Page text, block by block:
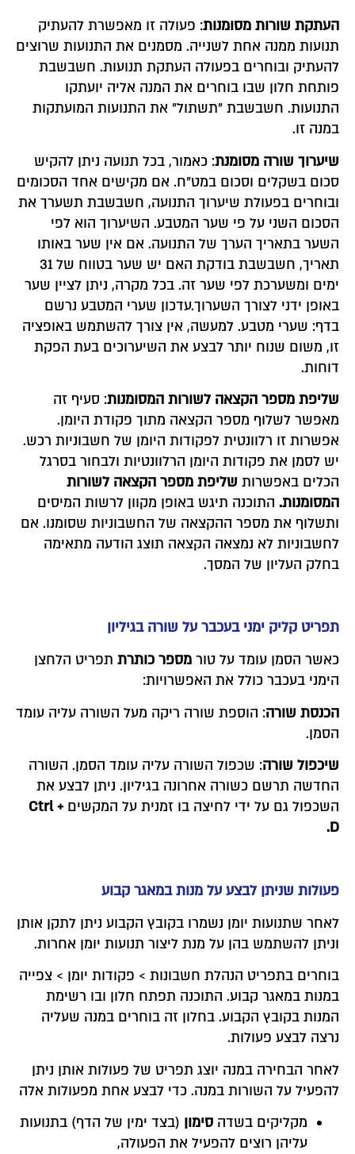
העתקת שורות מסומנות: פעולה זו מאפשרת להעתיק
תנועות ממנה אחת לשנייה. מסמנים את התנועות שרוצים
להעתיק ובוחרים בפעולה העתקת תנועות. חשבשבת
פותחת חלון שבו בוחרים את המנה אליה יועתקו
התנועות. חשבשבת "תשתול" את התנועות המועתקות
במנה זו.
שיערוך שורה מסומנת: כאמור, בכל תנועה ניתן להקיש
סכום בשקלים וסכום במט"ח. אם מקישים אחד הסכומים
ובוחרים בפעולת שיערוך התנועה, חשבשבת תשערך את
הסכום השני על פי שער המטבע. השיערוך הוא לפי
השער בתאריך הערך של התנועה. אם אין שער באותו
תאריך, חשבשבת בודקת האם יש שער בטווח של 31
ימים ומשערכת לפי שער זה. בכל מקרה, ניתן לציין שער
באופן ידני לצורך השערוך.עדכון שערי המטבע נרשם
בדף: שערי מטבע. למעשה, אין צורך להשתמש באופציה
זו, משום שנוח יותר לבצע את השיערוכים בעת הפקת
דוחות.
שליפת מספר הקצאה לשורות המסומנות: סעיף זה
מאפשר לשלוף מספר הקצאה מתוך פקודת היומן.
אפשרות זו רלוונטית לפקודות היומן של חשבוניות רכש.
יש לסמן את פקודות היומן הרלוונטיות ולבחור בסרגל
הכלים באפשרות שליפת מספר הקצאה לשורות
המסומנות. התוכנה תיגש באופן מקוון לרשות המיסים
ותשלוף את מספר ההקצאה של החשבוניות שסומנו. אם
לחשבוניות לא נמצאה הקצאה תוצג הודעה מתאימה
בחלק העליון של המסך.
תפריט קליק ימני בעכבר על שורה בגיליון
כאשר הסמן עומד על טור מספר כותרת תפריט הלחצן
הימני בעכבר כולל את האפשרויות:
הכנסת שורה: הוספת שורה ריקה מעל השורה עליה עומד
הסמן.
שיכפול שורה: שכפול השורה עליה עומד הסמן. השורה
החדשה תרשם כשורה אחרונה בגיליון. ניתן לבצע את
השכפול גם על ידי לחיצה בו זמנית על המקשיםCtrl +
D.
פעולות שניתן לבצע על מנות במאגר קבוע
לאחר שתנועות יומן נשמרו בקובץ הקבוע ניתן לתקן אותן
וניתן להשתמש בהן על מנת ליצור תנועות יומן אחרות.
בוחרים בתפריט הנהלת חשבונות > פקודות יומן > צפייה
במנות במאגר קבוע. התוכנה תפתח חלון ובו רשימת
המנות בקובץ הקבוע. בחלון זה בוחרים במנה שעליה
נרצה לבצע פעולות.
לאחר הבחירה במנה יוצג תפריט של פעולות אותן ניתן
להפעיל על השורות במנה. כדי לבצע אחת מפעולות אלה
מקליקים בשדה סימון (בצד ימין של הדף) בתנועות
עליהן רוצים להפעיל את הפעולה,